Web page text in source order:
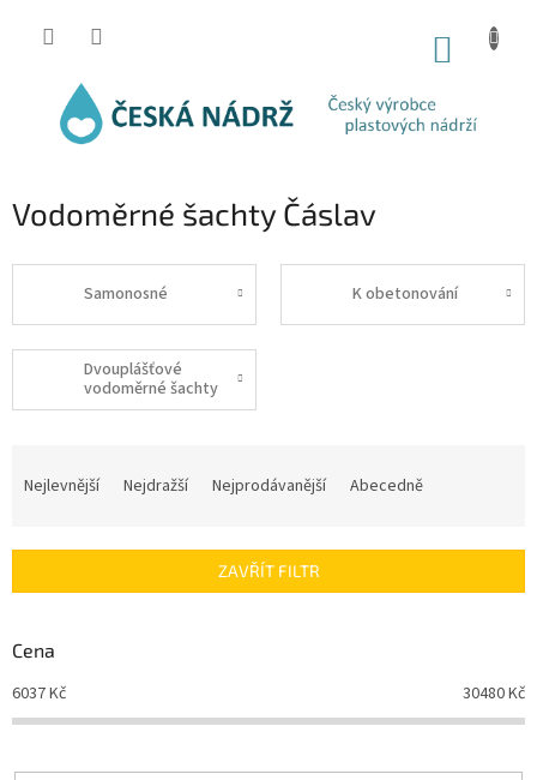
Vodoměrné šachty Čáslav
Samonosné K obetonování
Dvouplášťové
vodoměrné šachty
í
r
o
d
u
t
Nejlevnější Nejdražší Nejprodávanější Abecedně
ZAVŘÍT FILTR
Cena
6037Kč 30480Kč